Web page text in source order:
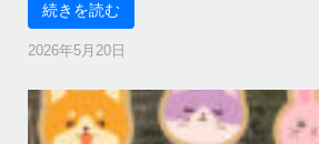
続きを読む
2026年5月20日